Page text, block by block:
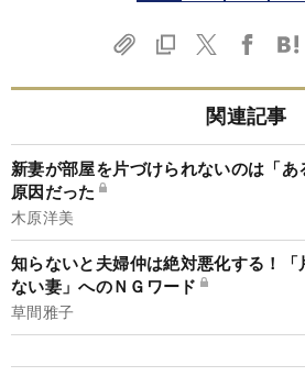
関連記事
新妻が部屋を片づけられないのは「あ
原因だった
木原洋美
知らないと夫婦仲は絶対悪化する！「
ない妻」へのＮＧワード
草間雅子